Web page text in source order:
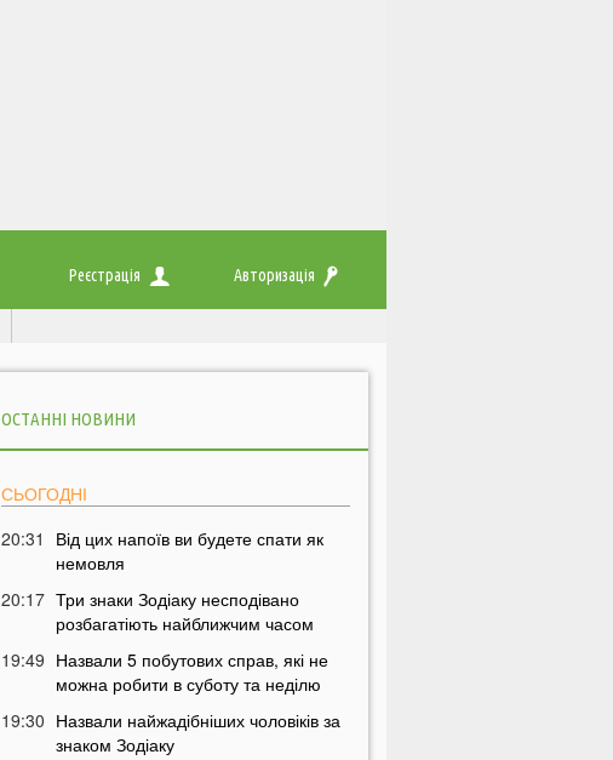
Реєстрація Авторизація
ОСТАННІ НОВИНИ
СЬОГОДНІ
20:31
Від цих напоїв ви будете спати як
немовля
20:17 Три знаки Зодіаку несподівано
розбагатіють найближчим часом
19:49 Назвали 5 побутових справ, які не
можна робити в суботу та неділю
19:30 Назвали найжадібніших чоловіків за
знаком Зодіаку